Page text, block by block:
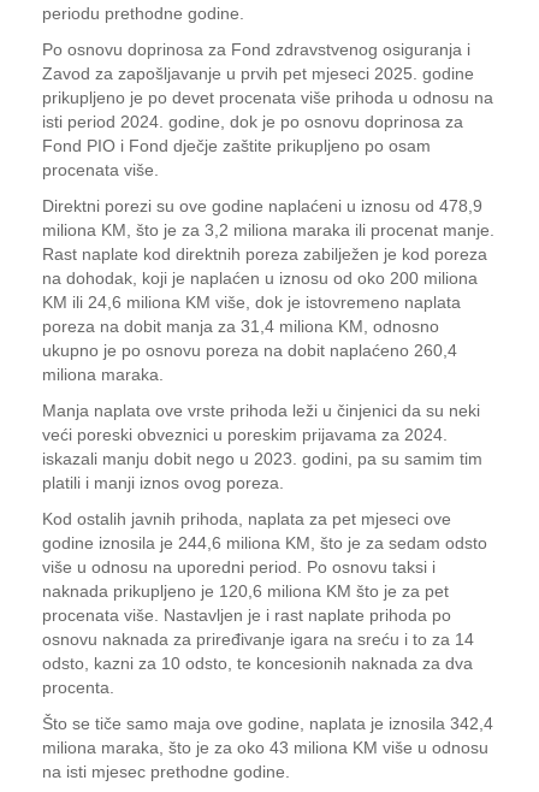
periodu prethodne godine.
Po osnovu doprinosa za Fond zdravstvenog osiguranja i
Zavod za zapošljavanje u prvih pet mjeseci 2025. godine
prikupljeno je po devet procenata više prihoda u odnosu na
isti period 2024. godine, dok je po osnovu doprinosa za
Fond PIO i Fond dječje zaštite prikupljeno po osam
procenata više.
Direktni porezi su ove godine naplaćeni u iznosu od 478,9
miliona KM, što je za 3,2 miliona maraka ili procenat manje.
Rast naplate kod direktnih poreza zabilježen je kod poreza
na dohodak, koji je naplaćen u iznosu od oko 200 miliona
KM ili 24,6 miliona KM više, dok je istovremeno naplata
poreza na dobit manja za 31,4 miliona KM, odnosno
ukupno je po osnovu poreza na dobit naplaćeno 260,4
miliona maraka.
Manja naplata ove vrste prihoda leži u činjenici da su neki
veći poreski obveznici u poreskim prijavama za 2024.
iskazali manju dobit nego u 2023. godini, pa su samim tim
platili i manji iznos ovog poreza.
Kod ostalih javnih prihoda, naplata za pet mjeseci ove
godine iznosila je 244,6 miliona KM, što je za sedam odsto
više u odnosu na uporedni period. Po osnovu taksi i
naknada prikupljeno je 120,6 miliona KM što je za pet
procenata više. Nastavljen je i rast naplate prihoda po
osnovu naknada za priređivanje igara na sreću i to za 14
odsto, kazni za 10 odsto, te koncesionih naknada za dva
procenta.
Što se tiče samo maja ove godine, naplata je iznosila 342,4
miliona maraka, što je za oko 43 miliona KM više u odnosu
na isti mjesec prethodne godine.